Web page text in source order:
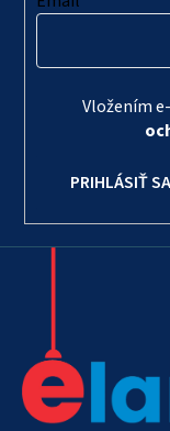
Vložením
PRIHLÁSIŤ SA